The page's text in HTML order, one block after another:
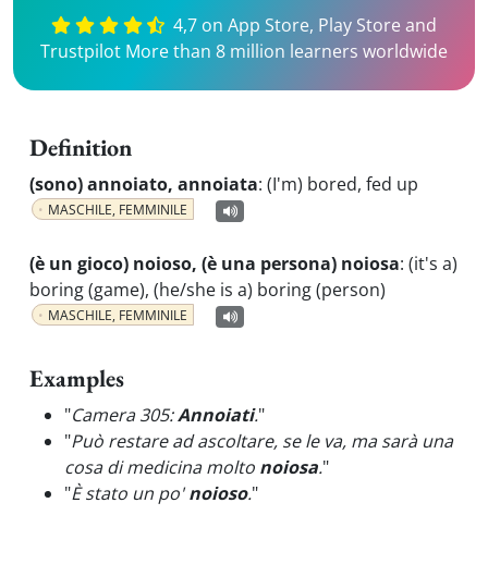
4,7 on App Store, Play Store and
Trustpilot More than 8 million learners worldwide
Definition
(sono) annoiato, annoiata: (I'm) bored, fed up
MASCHILE, FEMMINILE
(è un gioco) noioso, (è una persona) noiosa: (it's a)
boring (game), (he/she is a) boring (person)
MASCHILE, FEMMINILE
Examples
"Camera 305:Annoiati."
"Può restare ad ascoltare, se le va, ma sarà una
cosa di medicina molto noiosa."
"È stato un po'noioso."